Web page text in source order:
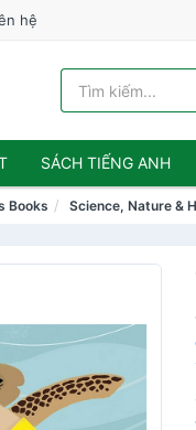
hệ
SÁCH TIẾNG ANH
Books Science, Nature &